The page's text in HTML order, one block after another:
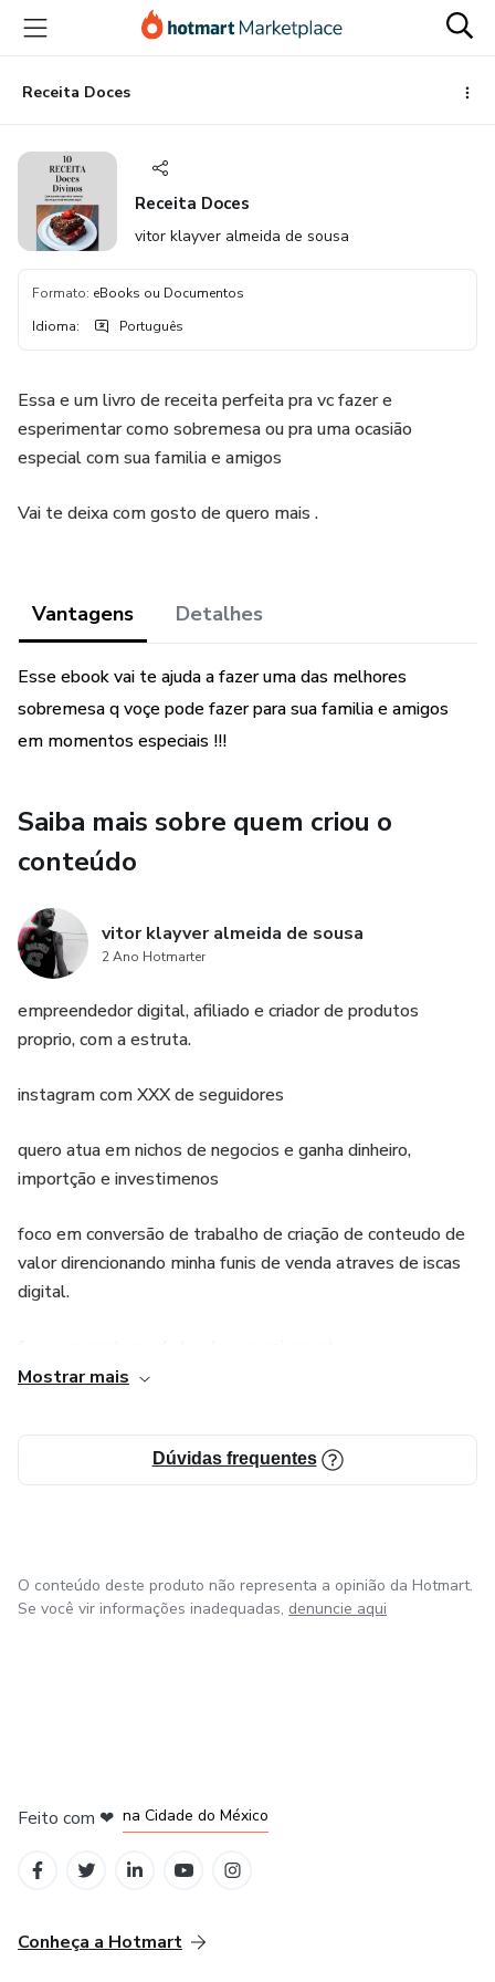
para
conteúdo
principal
para
pagamento
para
rodapé
Receita Doces
Receita Doces
vitor klayver almeida de sousa
Formato: eBooks ou Documentos
Idioma: Português
Essa e um livro de receita perfeita pra vc fazer e
esperimentar como sobremesa ou pra uma ocasião
especial com sua familia e amigos
Vai te deixa com gosto de quero mais .
Vantagens Detalhes
Esse ebook vai te ajuda a fazer uma das melhores
sobremesa q voçe pode fazer para sua familia e amigos
em momentos especiais !!!
Saiba mais sobre quem criou o
conteúdo
vitor klayver almeida de sousa
2 Ano Hotmarter
empreendedor digital, afiliado e criador de produtos
proprio, com a estruta.
instagram com XXX de seguidores
quero atua em nichos de negocios e ganha dinheiro,
importção e investimenos
foco em conversão de trabalho de criação de conteudo de
valor direncionando minha funis de venda atraves de iscas
digital.
de negocios online, aprendi o trafego pago com fulano de
financeiras e um bom desempenho no mercado digital.
Mostrar mais
Dúvidas frequentes
O conteúdo deste produto não representa a opinião da Hotmart.
Se você vir informações inadequadas, denuncie aqui
Feito com ❤ na Cidade do México
Conheça a Hotmart